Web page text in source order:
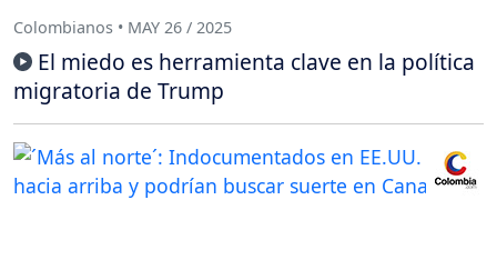
Colombianos • MAY 26 / 2025
El miedo es herramienta clave en la política
migratoria de Trump